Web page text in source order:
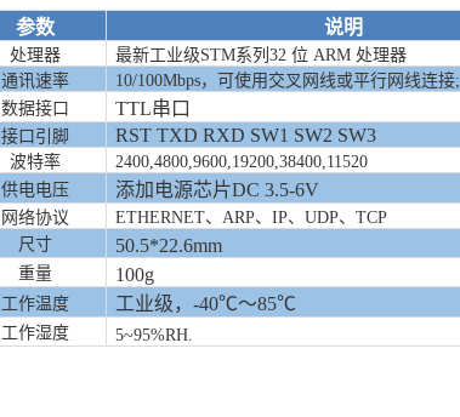
参数 说明
处理器 最新工业级STM系列 32 位 ARM 处理器
通讯速率
10/100Mbps， 可使用交叉网线或平行网线连接;
数据接口
TTL串口
接口引脚 RST TXD RXD SW1 SW2 SW3
波特率 2400,4800,9600,19200,38400,11520
供电电压
添加电源芯片DC 3.5-6V
网络协议
ETHERNET、ARP、IP、UDP、TCP
尺寸
50.5*22.6mm
重量 100g
工作温度 工业级， -40℃～85℃
工作湿度 5~95%RH.